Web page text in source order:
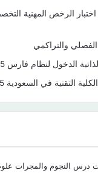
الرخص المهنية
والتراكمي
الدخول لنظام فارس 1445
التقنية في السعودية 1445
درس النجوم والمجرات